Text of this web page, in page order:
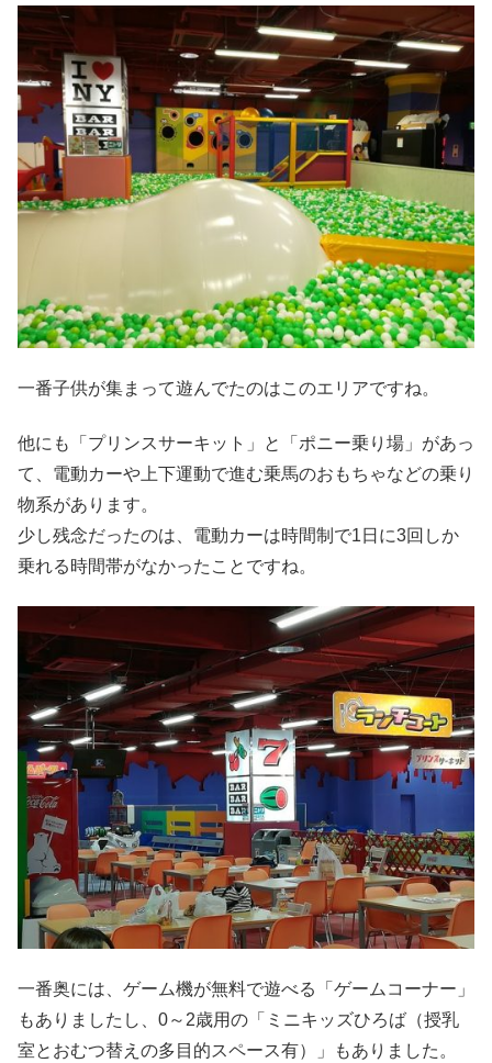
一番子供が集まって遊んでたのはこのエリアですね。
他にも「プリンスサーキット」と「ポニー乗り場」があっ
て、電動カーや上下運動で進む乗馬のおもちゃなどの乗り
物系があります。
少し残念だったのは、電動カーは時間制で1日に3回しか
乗れる時間帯がなかったことですね。
一番奥には、ゲーム機が無料で遊べる「ゲームコーナー」
もありましたし、0～2歳用の「ミニキッズひろば（授乳
室とおむつ替えの多目的スペース有）」もありました。